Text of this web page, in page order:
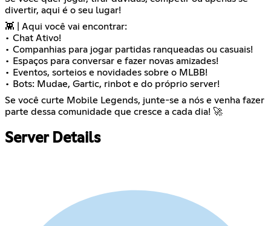
divertir, aqui é o seu lugar!
👾 | Aqui você vai encontrar:
• Chat Ativo!
• Companhias para jogar partidas ranqueadas ou casuais!
• Espaços para conversar e fazer novas amizades!
• Eventos, sorteios e novidades sobre o MLBB!
• Bots: Mudae, Gartic, rinbot e do próprio server!
Se você curte Mobile Legends, junte-se a nós e venha fazer
parte dessa comunidade que cresce a cada dia! 🚀
Server Details